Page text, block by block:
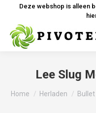
Deze webshop is alleen
Lee Slug
Je bent hier:
Home Herladen